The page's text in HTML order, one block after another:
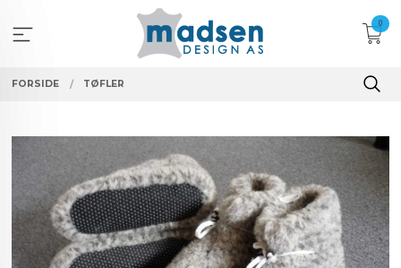
innholdet
0
FORSIDE TØFLER